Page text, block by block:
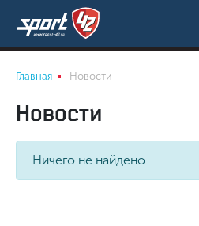
Главная Новости
Новости
Ничего не найдено